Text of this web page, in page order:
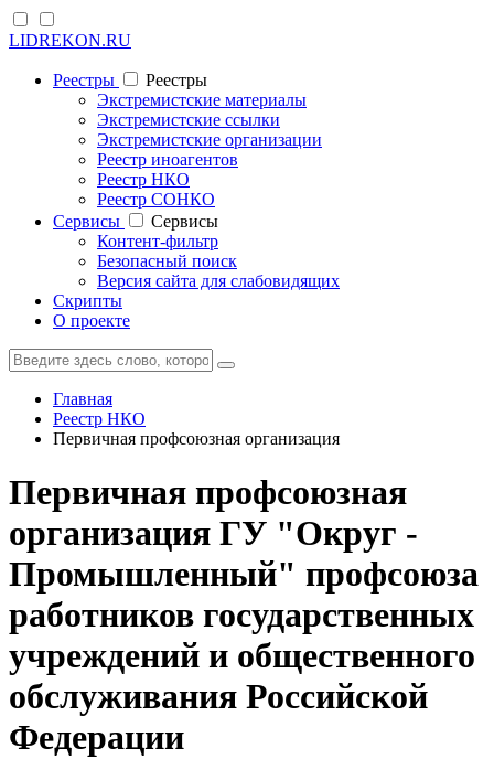
LIDREKON.RU
Реестры
Реестры
Экстремистские материалы
Экстремистские ссылки
Экстремистские организации
Реестр иноагентов
Реестр НКО
Реестр СОНКО
Cервисы
Cервисы
Контент-фильтр
Безопасный поиск
Версия сайта для слабовидящих
Скрипты
О проекте
Главная
Реестр НКО
Первичная профсоюзная организация
Первичная профсоюзная
организация ГУ "Округ -
Промышленный" профсоюза
работников государственных
учреждений и общественного
обслуживания Российской
Федерации